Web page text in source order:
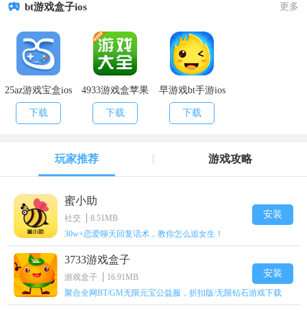
bt游戏盒子ios 更多
25az游戏宝盒ios
版
下载
4933游戏盒苹果
ios版
下载
早游戏bt手游ios
版
下载
玩家推荐 游戏攻略
蜜小助
社交
8.51MB
30w+恋爱聊天回复话术，教你怎么追女生！
安装
3733游戏盒子
游戏盒子
16.91MB
聚合全网BT/GM无限元宝公益服，折扣版/无限钻石游戏下载
安装